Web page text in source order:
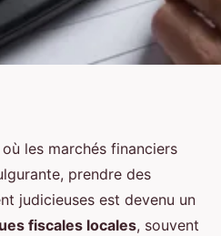
fiscales
influencer
?
les marchés financiers
prendre des
judicieuses est devenu un
fiscales locales, souvent